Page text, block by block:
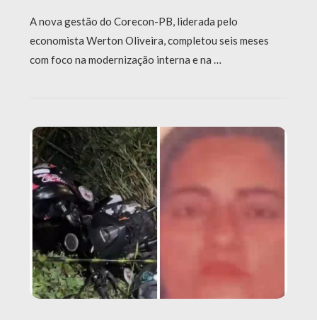
A nova gestão do Corecon-PB, liderada pelo
economista Werton Oliveira, completou seis meses
com foco na modernização interna e na …